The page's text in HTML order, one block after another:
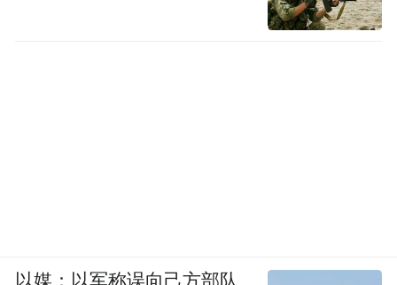
以媒：以军称误向己方部队